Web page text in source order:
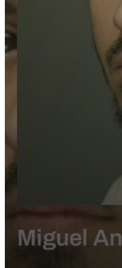
Miguel